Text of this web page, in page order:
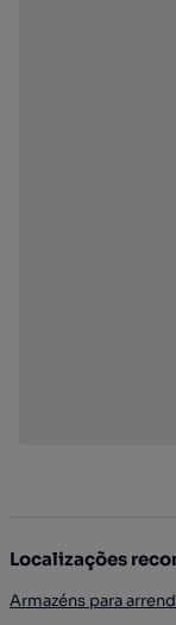
Localizações
Armazéns para